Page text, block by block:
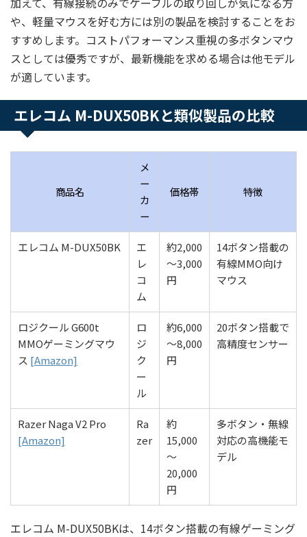
や、軽量マウスを好む方には別の製品を検討することをお
すすめします。コストパフォーマンス重視の多ボタンマウ
スとしては優秀ですが、最新機能を求める場合は他モデル
が適しています。
エレコム M-DUX50BKと類似製品の比較
商品名
メ
ー
カ
ー
価格帯 特徴
エレコム M-DUX50BK
エ
レ
コ
ム
約2,000
～3,000
円
14ボタン搭載の
有線MMO向け
マウス
ロジクール G600t
MMOゲーミングマウ
ス [Amazon]
ロ
ジ
ク
ー
ル
約6,000
～8,000
円
20ボタン搭載で
高精度センサー
Razer Naga V2 Pro
[Amazon]
Ra
zer
約
15,000
～
20,000
円
多ボタン・無線
対応の高機能モ
デル
エレコム M-DUX50BKは、14ボタン搭載の有線ゲーミング